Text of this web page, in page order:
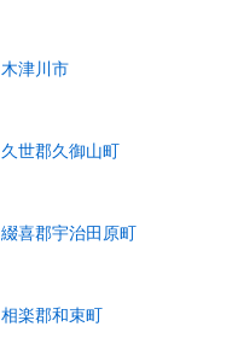
木津川市
久世郡久御山町
綴喜郡宇治田原町
相楽郡和束町